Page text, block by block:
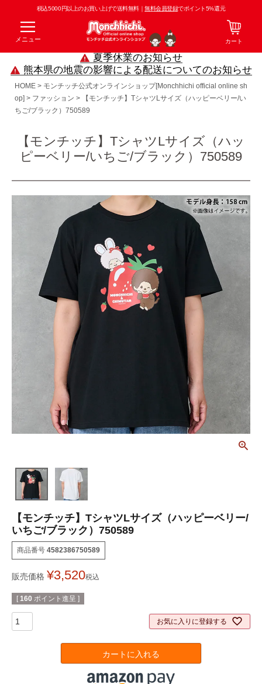
税込5000円以上のお買い上げで送料無料｜無料会員登録でポイント5%還元
メニュー カート
夏季休業のお知らせ
熊本県の地震の影響による配送についてのお知らせ
HOME
モンチッチ公式オンラインショップ[Monchhichi official online sh
op]
ファッション
【モンチッチ】TシャツLサイズ（ハッピーベリー/い
ちご/ブラック）750589
【モンチッチ】TシャツLサイズ（ハッ
ピーベリー/いちご/ブラック）750589
【モンチッチ】TシャツLサイズ（ハッピーベリー/
いちご/ブラック）750589
商品番号 4582386750589
販売価格 ¥3,520税込
[ 160 ポイント進呈 ]
お気に入りに登録する
カートに入れる